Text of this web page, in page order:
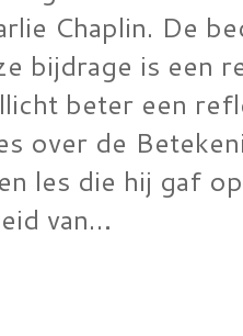
Chaplin. De
bijdrage is een
beter een
over de
les die hij gaf
van…